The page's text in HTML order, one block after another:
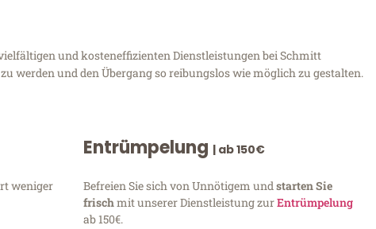
und kosteneffizienten Dienstleistungen bei Schmitt
werden und den Übergang so reibungslos wie möglich zu gestalten.
weniger
Entrümpelung | ab 150€
Befreien Sie sich von Unnötigem und starten Sie
frischmit unserer Dienstleistung zurEntrümpelung
ab 150€.